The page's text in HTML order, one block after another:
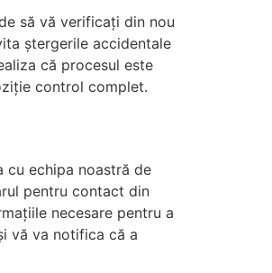
să vă verificați din nou
ștergerile accidentale
că procesul este
control complet.
cu echipa noastră de
pentru contact din
necesare pentru a
vă va notifica că a